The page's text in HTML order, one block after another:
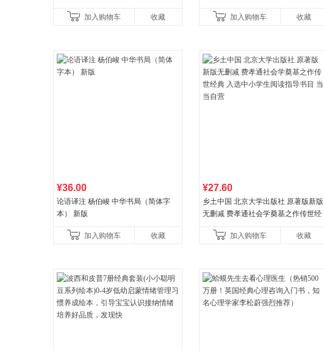
加入购物车 收藏 加入购物车 收藏
¥36.00
论语译注 杨伯峻 中华书局（简体字
本） 新版
加入购物车 收藏
¥27.60
乡土中国 北京大学出版社 原著版新版
无删减 费孝通社会学奠基之作传世经
加入购物车 收藏